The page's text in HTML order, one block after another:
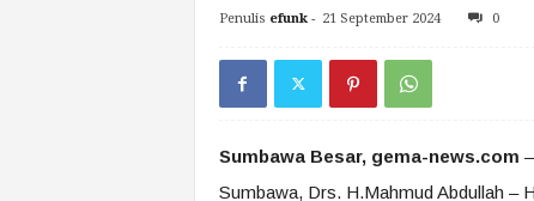
Penulis efunk- 21 September 2024 0
Sumbawa Besar, gema-news.com
Sumbawa, Drs. H.Mahmud Abdullah –